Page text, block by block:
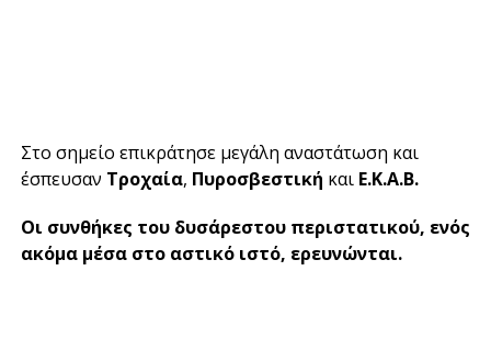
Στο σημείο επικράτησε μεγάλη αναστάτωση και
έσπευσαν Τροχαία, Πυροσβεστική και Ε.Κ.Α.Β.
Οι συνθήκες του δυσάρεστου περιστατικού, ενός
ακόμα μέσα στο αστικό ιστό, ερευνώνται.